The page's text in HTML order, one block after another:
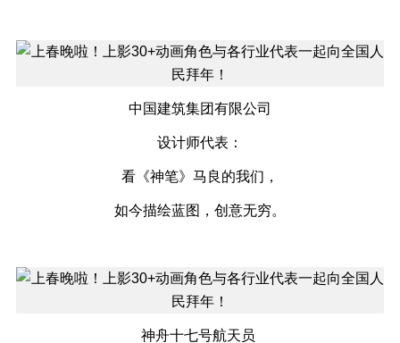
中国建筑集团有限公司
设计师代表：
看《神笔》马良的我们，
如今描绘蓝图，创意无穷。
神舟十七号航天员